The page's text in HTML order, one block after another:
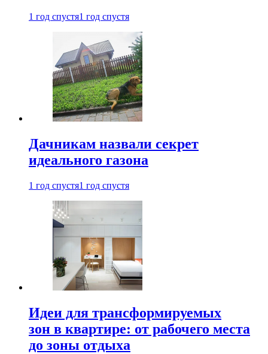
1 год спустя1 год спустя
Дачникам назвали секрет
идеального газона
1 год спустя1 год спустя
Идеи для трансформируемых
зон в квартире: от рабочего места
до зоны отдыха